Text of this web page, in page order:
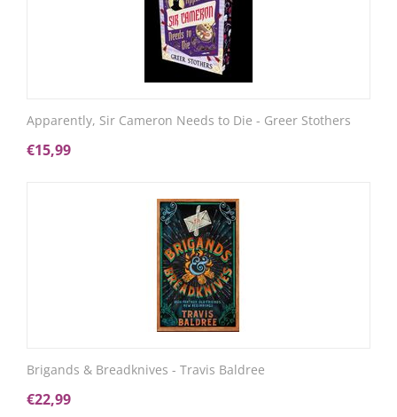
Apparently, Sir Cameron Needs to Die - Greer Stothers
€15,99
Brigands & Breadknives - Travis Baldree
€22,99